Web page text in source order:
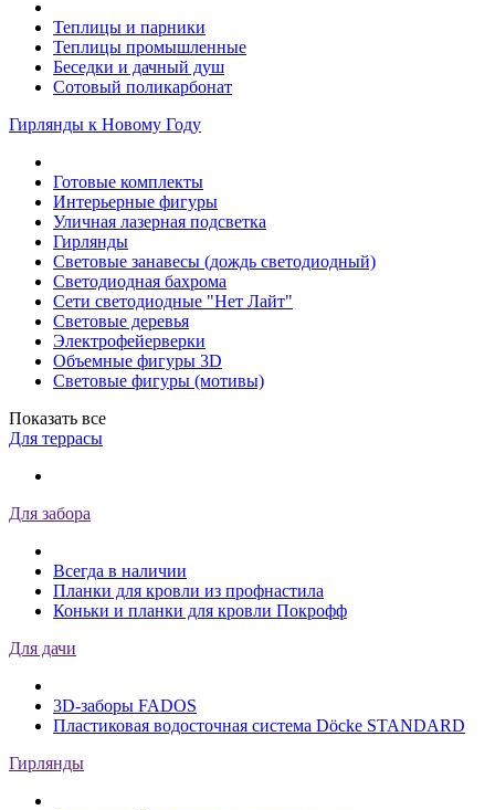
Теплицы и парники
Теплицы промышленные
Беседки и дачный душ
Сотовый поликарбонат
Гирлянды к Новому Году
Готовые комплекты
Интерьерные фигуры
Уличная лазерная подсветка
Гирлянды
Световые занавесы (дождь светодиодный)
Светодиодная бахрома
Сети светодиодные "Нет Лайт"
Световые деревья
Электрофейерверки
Объемные фигуры 3D
Световые фигуры (мотивы)
Показать все
Для террасы
Для забора
Всегда в наличии
Планки для кровли из профнастила
Коньки и планки для кровли Покрофф
Для дачи
3D-заборы FADOS
Пластиковая водосточная система Döcke STANDARD
Гирлянды